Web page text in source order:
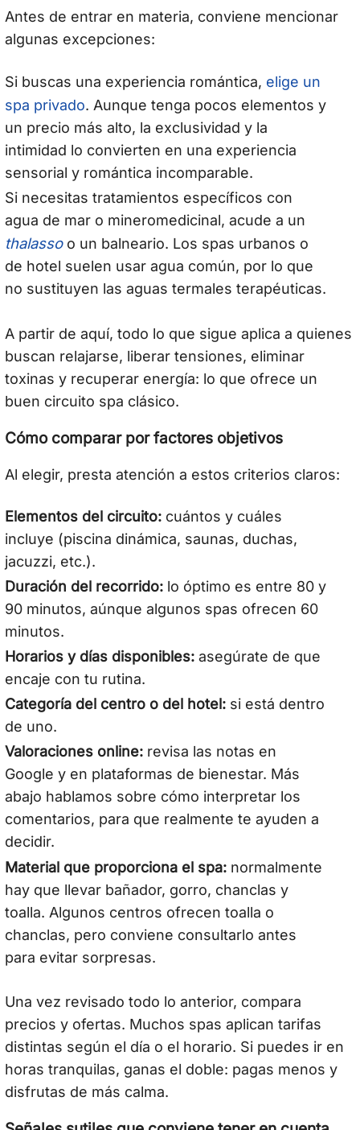
Antes de entrar en materia, conviene mencionar
algunas excepciones:
Si buscas una experiencia romántica, elige un
spa privado. Aunque tenga pocos elementos y
un precio más alto, la exclusividad y la
intimidad lo convierten en una experiencia
sensorial y romántica incomparable.
Si necesitas tratamientos específicos con
agua de mar o mineromedicinal, acude a un
thalassoo un balneario. Los spas urbanos o
de hotel suelen usar agua común, por lo que
no sustituyen las aguas termales terapéuticas.
A partir de aquí, todo lo que sigue aplica a quienes
buscan relajarse, liberar tensiones, eliminar
toxinas y recuperar energía: lo que ofrece un
buen circuito spa clásico.
Cómo comparar por factores objetivos
Al elegir, presta atención a estos criterios claros:
Elementos del circuito: cuántos y cuáles
incluye (piscina dinámica, saunas, duchas,
jacuzzi, etc.).
Duración del recorrido: lo óptimo es entre 80 y
90 minutos, aúnque algunos spas ofrecen 60
minutos.
Horarios y días disponibles: asegúrate de que
encaje con tu rutina.
Categoría del centro o del hotel: si está dentro
de uno.
Valoraciones online: revisa las notas en
Google y en plataformas de bienestar. Más
abajo hablamos sobre cómo interpretar los
comentarios, para que realmente te ayuden a
decidir.
Material que proporciona el spa: normalmente
hay que llevar bañador, gorro, chanclas y
toalla. Algunos centros ofrecen toalla o
chanclas, pero conviene consultarlo antes
para evitar sorpresas.
Una vez revisado todo lo anterior, compara
precios y ofertas. Muchos spas aplican tarifas
distintas según el día o el horario. Si puedes ir en
horas tranquilas, ganas el doble: pagas menos y
disfrutas de más calma.